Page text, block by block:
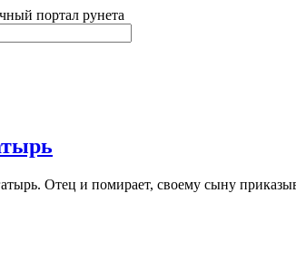
портал рунета
Отец и помирает, своему сыну